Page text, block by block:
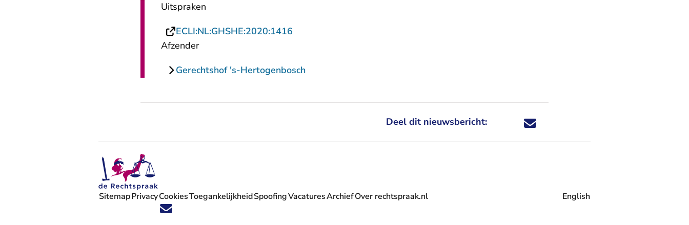
Uitspraken
ECLI:NL:GHSHE:2020:1416
Afzender
Gerechtshof 's-Hertogenbosch
Deel dit nieuwsbericht: Deel dit nieuwsbericht via X - U verlaat
Deel dit nieuwsbericht via Facebook - U
Deel dit nieuwsbericht via e-mail
Deel dit nieuwsbericht via LinkedIn - U
Volg ons op X (Twitter) - U verlaat Rechtspraak.nl
Volg ons op Facebook - U verlaat Rechtspraak.nl
Volg ons op Instagram - U verlaat Rechtspraak.nl
Volg ons op Youtube - U verlaat Rechtspraak.nl
Volg ons op LinkedIn - U verlaat Rechtspraak.nl
'Blijf op de hoogte' nieuwsbrief - U verlaat Rechtspraak.nl
SitemapPrivacyCookiesToegankelijkheidSpoofingVacatures
- U verlaat Rechtspraak.nl
ArchiefOver rechtspraak.nl English